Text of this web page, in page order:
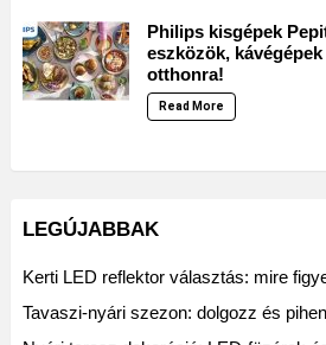
Philips kisgépek
eszközök,
otthonra!
Read More
LEGÚJABBAK
Kerti LED reflektor választás: mire
Tavaszi-nyári szezon: dolgozz és